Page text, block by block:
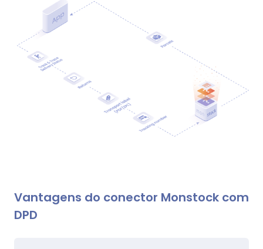
Vantagens do conector Monstock com
DPD